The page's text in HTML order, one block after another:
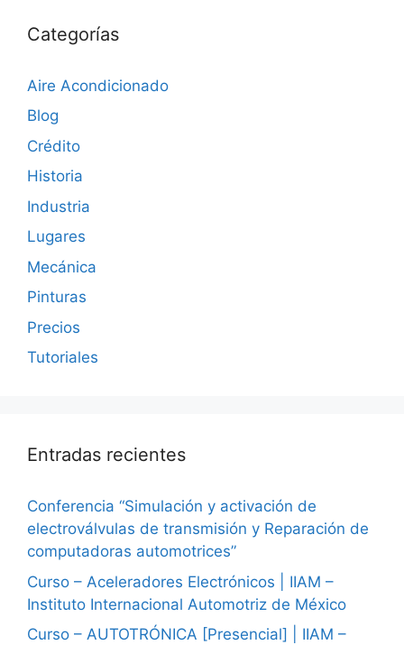
Categorías
Aire Acondicionado
Blog
Crédito
Historia
Industria
Lugares
Mecánica
Pinturas
Precios
Tutoriales
Entradas recientes
Conferencia “Simulación y activación de
electroválvulas de transmisión y Reparación de
computadoras automotrices”
Curso – Aceleradores Electrónicos | IIAM –
Instituto Internacional Automotriz de México
Curso – AUTOTRÓNICA [Presencial] | IIAM –